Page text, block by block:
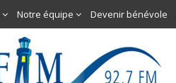
Notre équipe Devenir bénévole